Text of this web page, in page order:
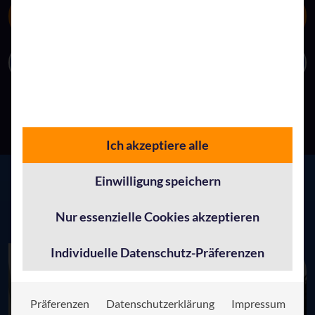
Weitere spannende Beiträge
Ich akzeptiere alle
Einwilligung speichern
Nur essenzielle Cookies akzeptieren
Individuelle Datenschutz-Präferenzen
Präferenzen Datenschutzerklärung Impressum